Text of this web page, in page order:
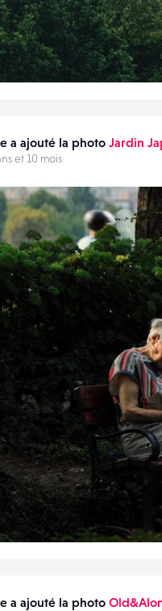
a ajouté la photo Jardin
et 10 mois
a ajouté la photo